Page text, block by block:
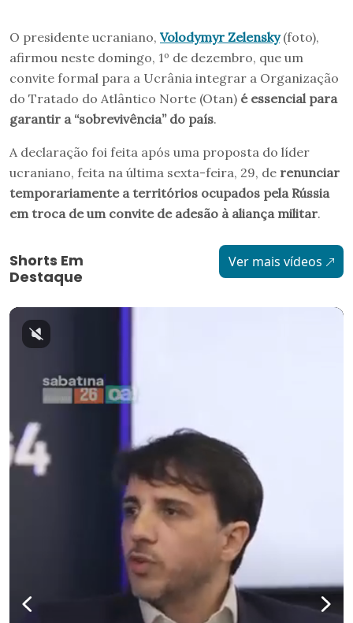
O presidente ucraniano, Volodymyr Zelensky(foto),
afirmou neste domingo, 1º de dezembro, que um
convite formal para a Ucrânia integrar a Organização
do Tratado do Atlântico Norte (Otan) é essencial para
garantir a “sobrevivência” do país.
A declaração foi feita após uma proposta do líder
ucraniano, feita na última sexta-feira, 29, de renunciar
temporariamente a territórios ocupados pela Rússia
em troca de um convite de adesão à aliança militar.
Shorts Em
Destaque
Ver mais vídeos